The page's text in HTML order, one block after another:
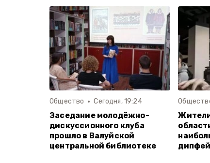
Общество Сегодня, 19:24
Заседание молодёжно-
дискуссионного клуба
прошло в Валуйской
центральной библиотеке